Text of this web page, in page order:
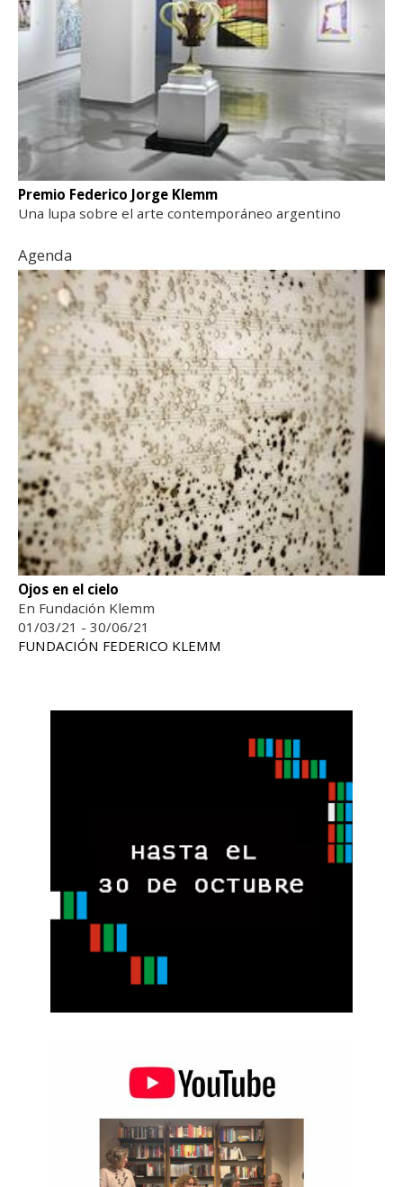
Premio Federico Jorge Klemm
Una lupa sobre el arte contemporáneo argentino
Agenda
Ojos en el cielo
En Fundación Klemm
01/03/21 - 30/06/21
FUNDACIÓN FEDERICO KLEMM